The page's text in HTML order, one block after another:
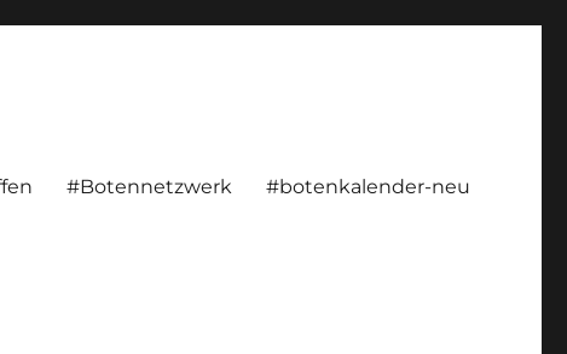
#Botennetzwerk #botenkalender-neu